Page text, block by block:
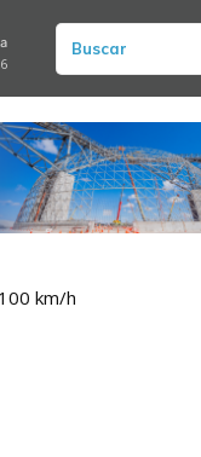
Buscar
km/h